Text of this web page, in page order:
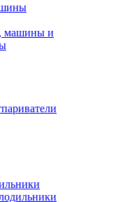
машины и